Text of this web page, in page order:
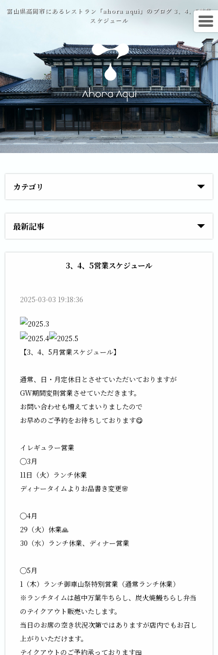
富山県高岡市にあるレストラン「ahora aqui」のブログ 3、4、5営業
スケジュール
カテゴリ
最新記事
3、4、5営業スケジュール
2025-03-03 19:18:36
【3、4、5月営業スケジュール】
通常、日・月定休日とさせていただいておりますが
GW期間変則営業させていただきます。
お問い合わせも増えてまいりましたので
お早めのご予約をお待ちしております😋
イレギュラー営業
◯3月
11日（火）ランチ休業
ディナータイムよりお品書き変更🌸
◯4月
29（火）休業🙏
30（水）ランチ休業、ディナー営業
◯5月
1（木）ランチ御車山祭特別営業（通常ランチ休業）
※ランチタイムは越中万葉牛ちらし、炭火焼鰻ちらし弁当
のテイクアウト販売いたします。
当日のお席の空き状況次第ではありますが店内でもお召し
上がりいただけます。
テイクアウトのご予約承っております🍱